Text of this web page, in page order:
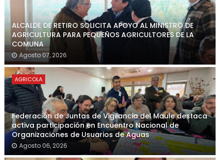
ALCALDE DE RETIRO SOLICITA APOYO AL MINISTRO DE
AGRICULTURA PARA PEQUEÑOS AGRICULTORES DE LA
COMUNA
Agosto 07, 2026
AGRICOLA
Federación de Juntas de Vigilancia del Maule destaca
activa participación en Encuentro Nacional de
Organizaciones de Usuarios de Aguas
Agosto 06, 2026